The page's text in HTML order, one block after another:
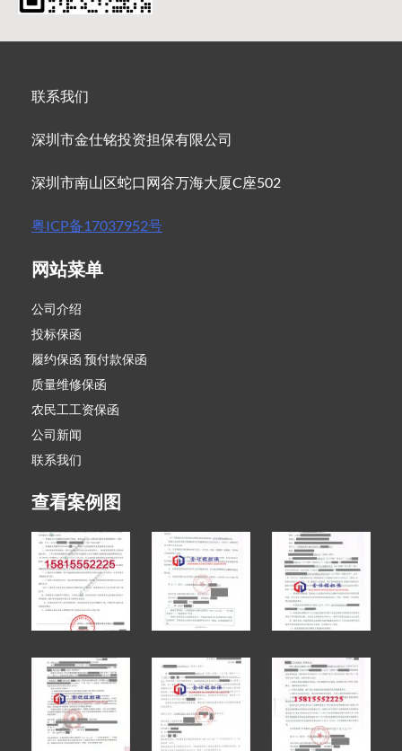
联系我们
深圳市金仕铭投资担保有限公司
深圳市南山区蛇口网谷万海大厦C座502
粤ICP备17037952号
网站菜单
公司介绍
投标保函
履约保函 预付款保函
质量维修保函
农民工工资保函
公司新闻
联系我们
查看案例图